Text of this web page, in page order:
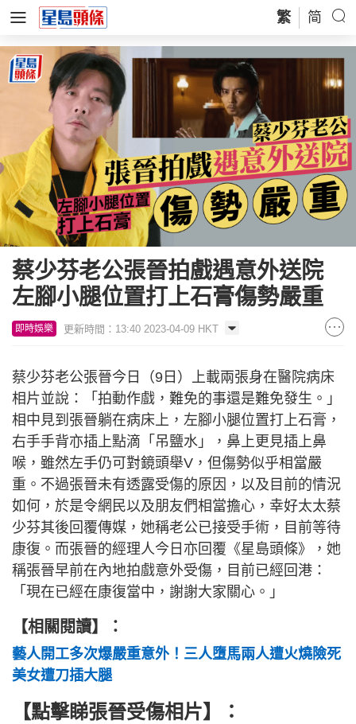
繁 简
蔡少芬老公張晉拍戲遇意外送院
左腳小腿位置打上石膏傷勢嚴重
即時娛樂 更新時間：13:40 2023-04-09 HKT
蔡少芬老公張晉今日（9日）上載兩張身在醫院病床
相片並說：「拍動作戲，難免的事還是難免發生。」
相中見到張晉躺在病床上，左腳小腿位置打上石膏，
右手手背亦插上點滴「吊鹽水」，鼻上更見插上鼻
喉，雖然左手仍可對鏡頭舉V，但傷勢似乎相當嚴
重。不過張晉未有透露受傷的原因，以及目前的情況
如何，於是令網民以及朋友們相當擔心，幸好太太蔡
少芬其後回覆傳媒，她稱老公已接受手術，目前等待
康復。而張晉的經理人今日亦回覆《星島頭條》，她
稱張晉早前在內地拍戲意外受傷，目前已經回港：
「現在已經在康復當中，謝謝大家關心。」
【相關閱讀】：
藝人開工多次爆嚴重意外！三人墮馬兩人遭火燒險死
美女遭刀插大腿
【點擊睇張晉受傷相片】：